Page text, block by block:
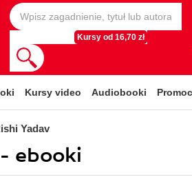
Kursy od 16,70 zł
Kursy video Audiobooki
Yadav
ebooki